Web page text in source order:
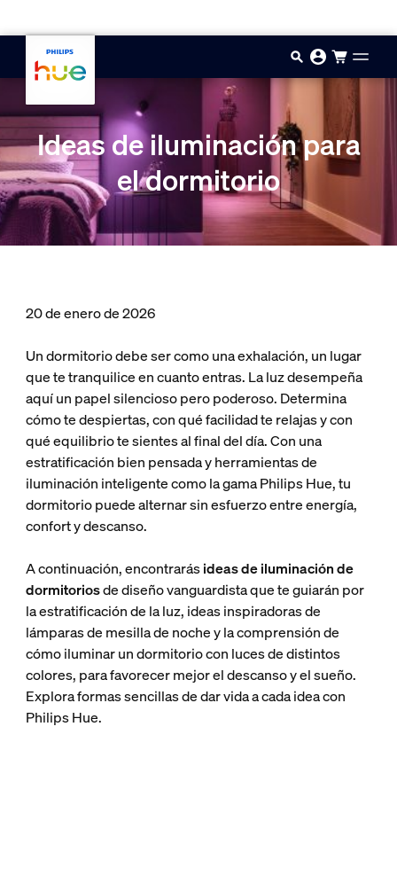
Ideas de iluminación para
el dormitorio
20 de enero de 2026
Un dormitorio debe ser como una exhalación, un lugar
que te tranquilice en cuanto entras. La luz desempeña
aquí un papel silencioso pero poderoso. Determina
cómo te despiertas, con qué facilidad te relajas y con
qué equilibrio te sientes al final del día. Con una
estratificación bien pensada y herramientas de
iluminación inteligente como la gama Philips Hue, tu
dormitorio puede alternar sin esfuerzo entre energía,
confort y descanso.
A continuación, encontrarásideas de iluminación de
dormitoriosde diseño vanguardista que te guiarán por
la estratificación de la luz, ideas inspiradoras de
lámparas de mesilla de noche y la comprensión de
cómo iluminar un dormitorio con luces de distintos
colores, para favorecer mejor el descanso y el sueño.
Explora formas sencillas de dar vida a cada idea con
Philips Hue.